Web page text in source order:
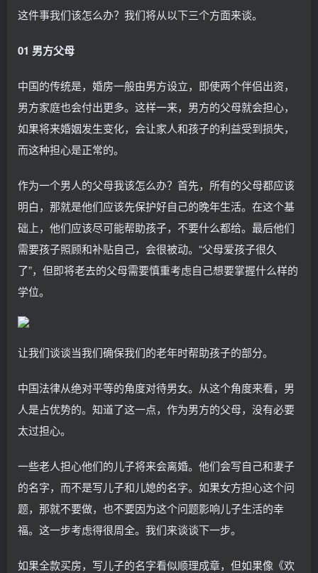
这件事我们该怎么办？我们将从以下三个方面来谈。
01 男方父母
中国的传统是，婚房一般由男方设立，即使两个伴侣出资，
男方家庭也会付出更多。这样一来，男方的父母就会担心，
如果将来婚姻发生变化，会让家人和孩子的利益受到损失，
而这种担心是正常的。
作为一个男人的父母我该怎么办？首先，所有的父母都应该
明白，那就是他们应该先保护好自己的晚年生活。在这个基
础上，他们应该尽可能帮助孩子，不要什么都给。最后他们
需要孩子照顾和补贴自己，会很被动。“父母爱孩子很久
了”，但即将老去的父母需要慎重考虑自己想要掌握什么样的
学位。
让我们谈谈当我们确保我们的老年时帮助孩子的部分。
中国法律从绝对平等的角度对待男女。从这个角度来看，男
人是占优势的。知道了这一点，作为男方的父母，没有必要
太过担心。
一些老人担心他们的儿子将来会离婚。他们会写自己和妻子
的名字，而不是写儿子和儿媳的名字。如果女方担心这个问
题，那就不要做，也不要因为这个问题影响儿子生活的幸
福。这一步考虑得很周全。我们来谈谈下一步。
如果全款买房，写儿子的名字看似顺理成章，但如果像《欢